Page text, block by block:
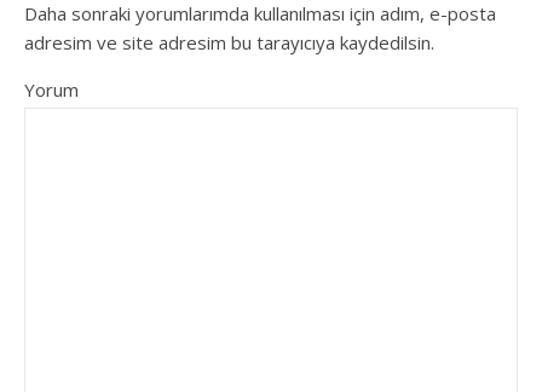
Daha sonraki yorumlarımda kullanılması için adım, e-posta
adresim ve site adresim bu tarayıcıya kaydedilsin.
Yorum